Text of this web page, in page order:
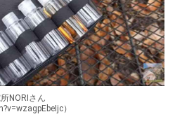
NORIさん
）